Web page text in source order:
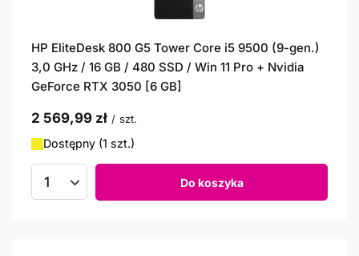
HP EliteDesk 800 G5 Tower Core i5 9500 (9-gen.)
3,0 GHz / 16 GB / 480 SSD / Win 11 Pro + Nvidia
GeForce RTX 3050 [6 GB]
2 569,99 zł / szt.
Dostępny (1 szt.)
Ilość produktów Do koszyka